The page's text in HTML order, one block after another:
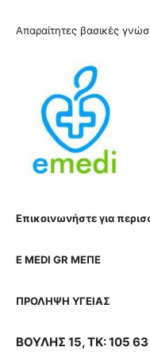
Απαραίτητες βασικές
Επικοινωνήστε για
E MEDI GR ΜΕΠΕ
ΠΡΟΛΗΨΗ ΥΓΕΙΑΣ
ΒΟΥΛΗΣ 15, ΤΚ: 105 63